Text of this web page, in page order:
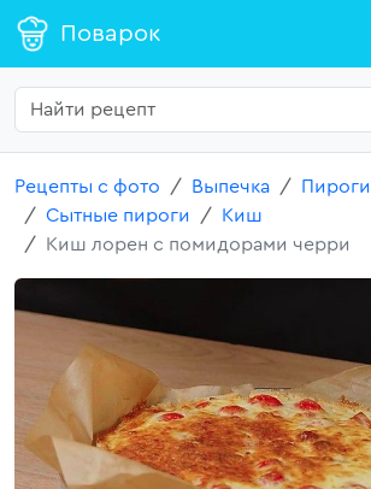
Поварок
Рецепты с фото Выпечка
Пироги
Сытные пироги
Киш
Киш лорен с помидорами черри